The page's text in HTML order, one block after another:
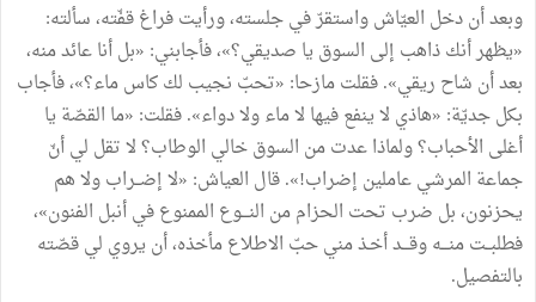
وبعدأندخل العيّاشواستقرّفيجلسته،ورأيتفراغقفّته،سألته:
«يظهرأنكذاهب إلى السوق يا صديقي؟»،فأجابني:
«بلأناعائدمنه،
بعدأن شاح ريقي»
.فقلتمازحا:
«تحبّ نجيب لككاسماء؟»،فأجاب
بكلجديّة:
«هاذي لاينفعفيها لاماءولادواء»
.فقلت:
«ما القصّة يا
أغلى الأحباب؟ولماذاعدتمن السوقخالي الوطاب؟لاتقل ليأنّ
جماعة المرشيعاملين إضراب!
»
.قال العياش:
«لاإضــرابولاهم
يحزنون،بل ضرب تحت الحزاممن النـــوع الممنوعفيأنبل الفنون»،
فطلبــتمنـــهوقـــدأخـذمنيحبّ الاطلاعمأخذه،أن يروي ليقصّته
بالتفصيل.